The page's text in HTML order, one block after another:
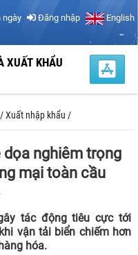
ngày Đăng nhập English
XUẤT KHẨU
/Xuất nhập khẩu /
nghiêm trọng
mại toàn cầu
tác động tiêu cực tới
vận tải biển chiếm hơn
hóa.